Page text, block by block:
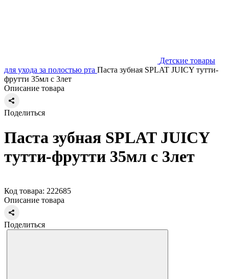
Детские товары
для ухода за полостью рта Паста зубная SPLAT JUICY тутти-
фрутти 35мл с 3лет
Описание товара
Поделиться
Паста зубная SPLAT JUICY
тутти-фрутти 35мл с 3лет
Код товара: 222685
Описание товара
Поделиться